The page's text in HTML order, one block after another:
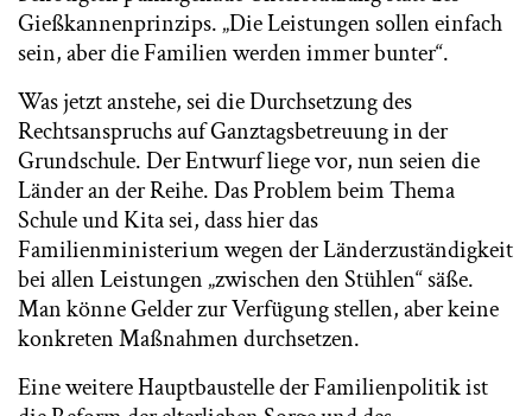
Gießkannenprinzips. „Die Leistungen sollen einfach
sein, aber die Familien werden immer bunter“.
Was jetzt anstehe, sei die Durchsetzung des
Rechtsanspruchs auf Ganztagsbetreuung in der
Grundschule. Der Entwurf liege vor, nun seien die
Länder an der Reihe. Das Problem beim Thema
Schule und Kita sei, dass hier das
Familienministerium wegen der Länderzuständigkeit
bei allen Leistungen „zwischen den Stühlen“ säße.
Man könne Gelder zur Verfügung stellen, aber keine
konkreten Maßnahmen durchsetzen.
Eine weitere Hauptbaustelle der Familienpolitik ist